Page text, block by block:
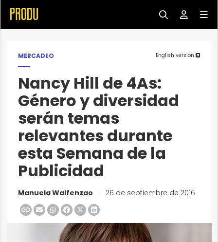
MERCADEO English version
Nancy Hill de 4As:
Género y diversidad
serán temas
relevantes durante
esta Semana de la
Publicidad
Manuela Walfenzao 26 de septiembre de 2016